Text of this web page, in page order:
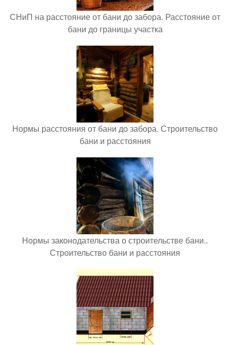
СНиП на расстояние от бани до забора. Расстояние от
бани до границы участка
Нормы расстояния от бани до забора. Строительство
бани и расстояния
Нормы законодательства о строительстве бани..
Строительство бани и расстояния